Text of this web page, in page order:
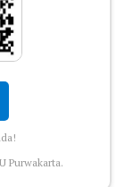
Purwakarta.